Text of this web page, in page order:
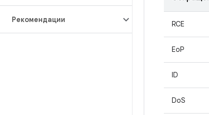
Рекомендации RCE
EoP
ID
DoS